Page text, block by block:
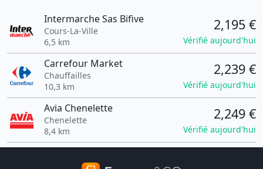
Intermarche Sas Bifive
Cours-La-Ville
6,5 km
2,195 €
Vérifié aujourd'hui
Carrefour Market
Chauffailles
10,3 km
2,239 €
Vérifié aujourd'hui
Avia Chenelette
Chenelette
8,4 km
2,249 €
Vérifié aujourd'hui